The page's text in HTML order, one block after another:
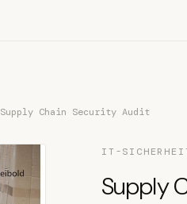
Supply Chain Security Audit
IT-
Supply